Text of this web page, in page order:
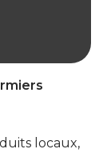
locaux,